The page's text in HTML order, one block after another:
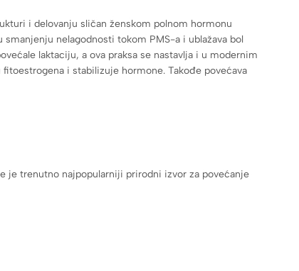
i delovanju sličan ženskom polnom hormonu
nelagodnosti tokom PMS-a i ublažava bol
laktaciju, a ova praksa se nastavlja i u modernim
i stabilizuje hormone. Takođe povećava
je trenutno najpopularniji prirodni izvor za povećanje